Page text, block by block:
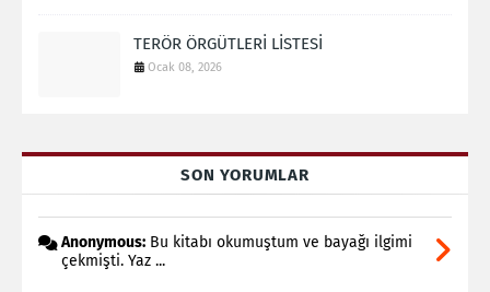
TERÖR ÖRGÜTLERİ LİSTESİ
Ocak 08, 2026
SON YORUMLAR
Anonymous: Bu kitabı okumuştum ve bayağı ilgimi
çekmişti. Yaz ...